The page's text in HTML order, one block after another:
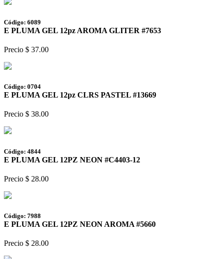
Código: 6089
E PLUMA GEL 12pz AROMA GLITER #7653
Precio $ 37.00
Código: 0704
E PLUMA GEL 12pz CLRS PASTEL #13669
Precio $ 38.00
Código: 4844
E PLUMA GEL 12PZ NEON #C4403-12
Precio $ 28.00
Código: 7988
E PLUMA GEL 12PZ NEON AROMA #5660
Precio $ 28.00